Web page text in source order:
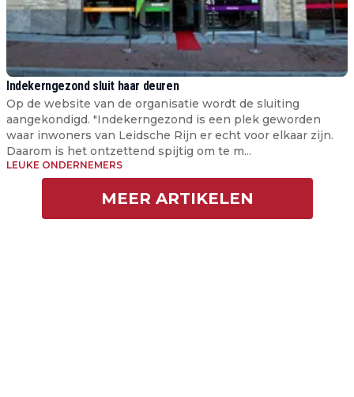
Indekerngezond sluit haar deuren
Op de website van de organisatie wordt de sluiting
aangekondigd. "Indekerngezond is een plek geworden
waar inwoners van Leidsche Rijn er echt voor elkaar zijn.
Daarom is het ontzettend spijtig om te m...
LEUKE ONDERNEMERS
MEER ARTIKELEN